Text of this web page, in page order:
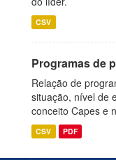
CSV
Programas de
Relação de
situação, nível de
conceito Capes e
CSV PDF